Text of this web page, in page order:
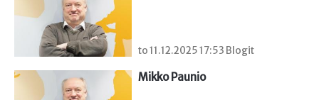
to 11.12.2025 17:53 Blogit
Mikko Paunio